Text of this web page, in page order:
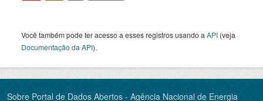
Você também pode ter acesso a esses registros usando a API (veja
Documentação da API).
Sobre Portal de Dados Abertos - Agência Nacional de Energia